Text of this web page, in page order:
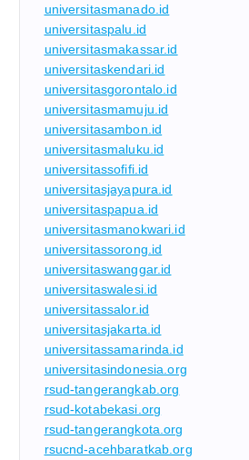
universitasmanado.id
universitaspalu.id
universitasmakassar.id
universitaskendari.id
universitasgorontalo.id
universitasmamuju.id
universitasambon.id
universitasmaluku.id
universitassofifi.id
universitasjayapura.id
universitaspapua.id
universitasmanokwari.id
universitassorong.id
universitaswanggar.id
universitaswalesi.id
universitassalor.id
universitasjakarta.id
universitassamarinda.id
universitasindonesia.org
rsud-tangerangkab.org
rsud-kotabekasi.org
rsud-tangerangkota.org
rsucnd-acehbaratkab.org